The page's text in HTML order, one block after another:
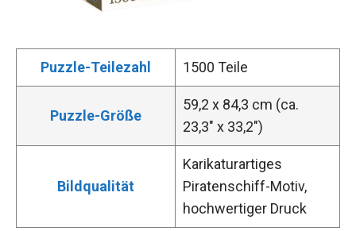
Puzzle-Teilezahl 1500 Teile
Puzzle-Größe
59,2 x 84,3 cm (ca.
23,3″ x 33,2″)
Bildqualität
Karikaturartiges
Piratenschiff-Motiv,
hochwertiger Druck